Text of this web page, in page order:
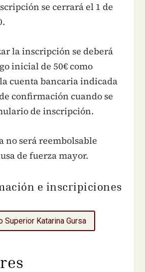
se cerrará el 1 de
la inscripción se deberá
inicial de 50€ como
cuenta bancaria indicada
confirmación cuando se
de inscripción.
no será reembolsable
de fuerza mayor.
e inscripiciones
Superior Katarina Gursa